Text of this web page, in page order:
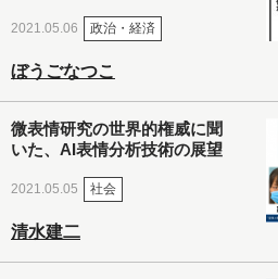
2021.05.06 政治・経済
ぼうごなつこ
微表情研究の世界的権威に聞
いた、AI表情分析技術の展望
2021.05.05 社会
清水建二